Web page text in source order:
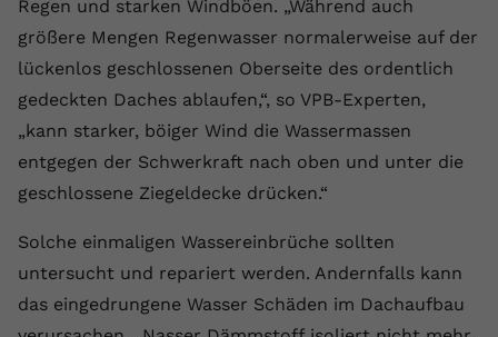
Regen und starken Windböen. „Während auch
größere Mengen Regenwasser normalerweise auf der
lückenlos geschlossenen Oberseite des ordentlich
gedeckten Daches ablaufen,“, so VPB-Experten,
„kann starker, böiger Wind die Wassermassen
entgegen der Schwerkraft nach oben und unter die
geschlossene Ziegeldecke drücken.“
Solche einmaligen Wassereinbrüche sollten
untersucht und repariert werden. Andernfalls kann
das eingedrungene Wasser Schäden im Dachaufbau
Laufzeit Session
Zweck
Dieser von YouTube gesetzte Cookie
registriert eine eindeutige ID, um
Daten darüber zu speichern, welche
Name yt.innertube::nextId
Anbieter